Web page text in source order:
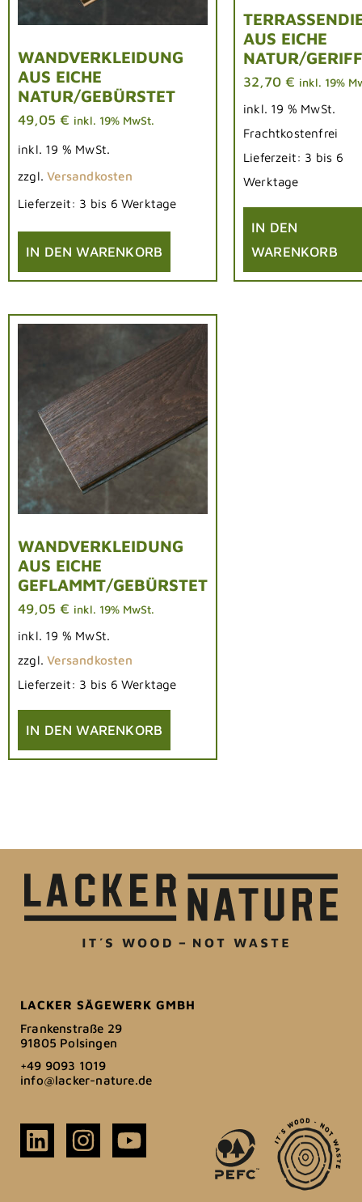
WANDVERKLEIDUNG
AUS EICHE
NATUR/GEBÜRSTET
49,05 € inkl. 19% MwSt.
inkl. 19 % MwSt.
zzgl.Versandkosten
Lieferzeit: 3 bis 6 Werktage
IN DEN WARENKORB
AUS EICHE
NATUR/
32,70 € inkl. 19%
inkl. 19 % MwSt.
Frachtkostenfrei
Lieferzeit: 3 bis 6
Werktage
IN DEN
WARENKORB
WANDVERKLEIDUNG
AUS EICHE
GEFLAMMT/GEBÜRSTET
49,05 € inkl. 19% MwSt.
inkl. 19 % MwSt.
zzgl.Versandkosten
Lieferzeit: 3 bis 6 Werktage
IN DEN WARENKORB
LACKER SÄGEWERK GMBH
Frankenstraße 29
91805 Polsingen
+49 9093 1019
info@lacker-nature.de